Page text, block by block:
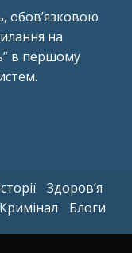
обов’язковою
на
в першому
Здоров’я
Кримінал Блоги